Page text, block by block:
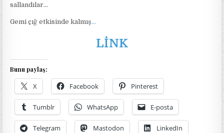
sallandılar…
Gemi çığ etkisinde kalmış…
LİNK
Bunu paylaş:
X Facebook Pinterest
Tumblr WhatsApp E-posta
Telegram Mastodon LinkedIn